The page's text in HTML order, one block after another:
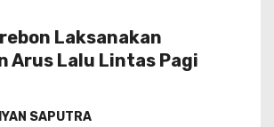
Laksanakan
Arus Lalu Lintas Pagi
SAPUTRA